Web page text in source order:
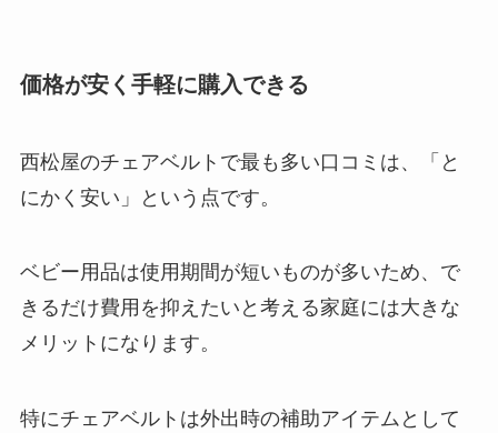
価格が安く手軽に購入できる
西松屋のチェアベルトで最も多い口コミは、「と
にかく安い」という点です。
ベビー用品は使用期間が短いものが多いため、で
きるだけ費用を抑えたいと考える家庭には大きな
メリットになります。
特にチェアベルトは外出時の補助アイテムとして